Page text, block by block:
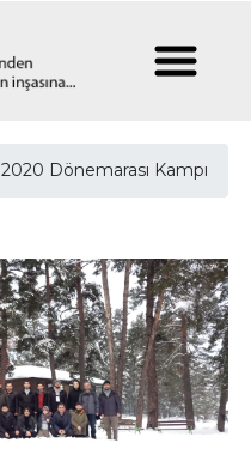
2020 Dönemarası Kampı